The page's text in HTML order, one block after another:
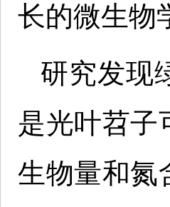
长的微生物
研究发现
是光叶苕子
生物量和氮